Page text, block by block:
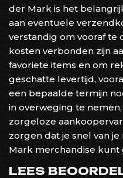
der Mark is het
aan eventuele
verstandig om vooraf te
kosten verbonden zijn
favoriete items en om
geschatte levertijd,
een bepaalde termijn
in overweging te
zorgeloze
zorgen dat je snel van
Mark merchandise kunt
LEES